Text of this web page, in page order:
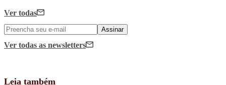
Ver todas
Assinar
Ver todas as newsletters
Leia também